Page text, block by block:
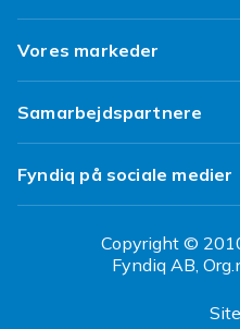
Brukt/ Refurbished
Design dit eget tøj
Klimaarbejde
Job hos Fyndiq
Tilgængelighed
Transparensrapport
Vores markeder
Fyndiq Sverige
Fyndiq Finland
Fyndiq Norge
CDON Danmark
CDON Sverige
Samarbejdspartnere
Partner Help Center
Regler og kvalitet
Fyndiq på sociale medier
Copyright ©
Fyndiq AB,